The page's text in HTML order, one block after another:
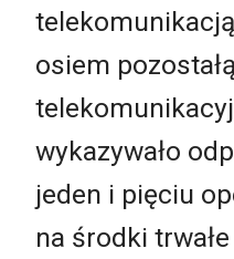
osiem
wykazywało
jeden i pięciu
na środki